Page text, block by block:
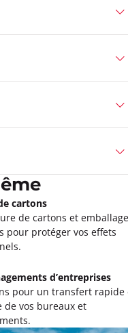
cartons
de cartons et
pour protéger vos effets
d’entreprises
pour un transfert rapide
de vos bureaux et